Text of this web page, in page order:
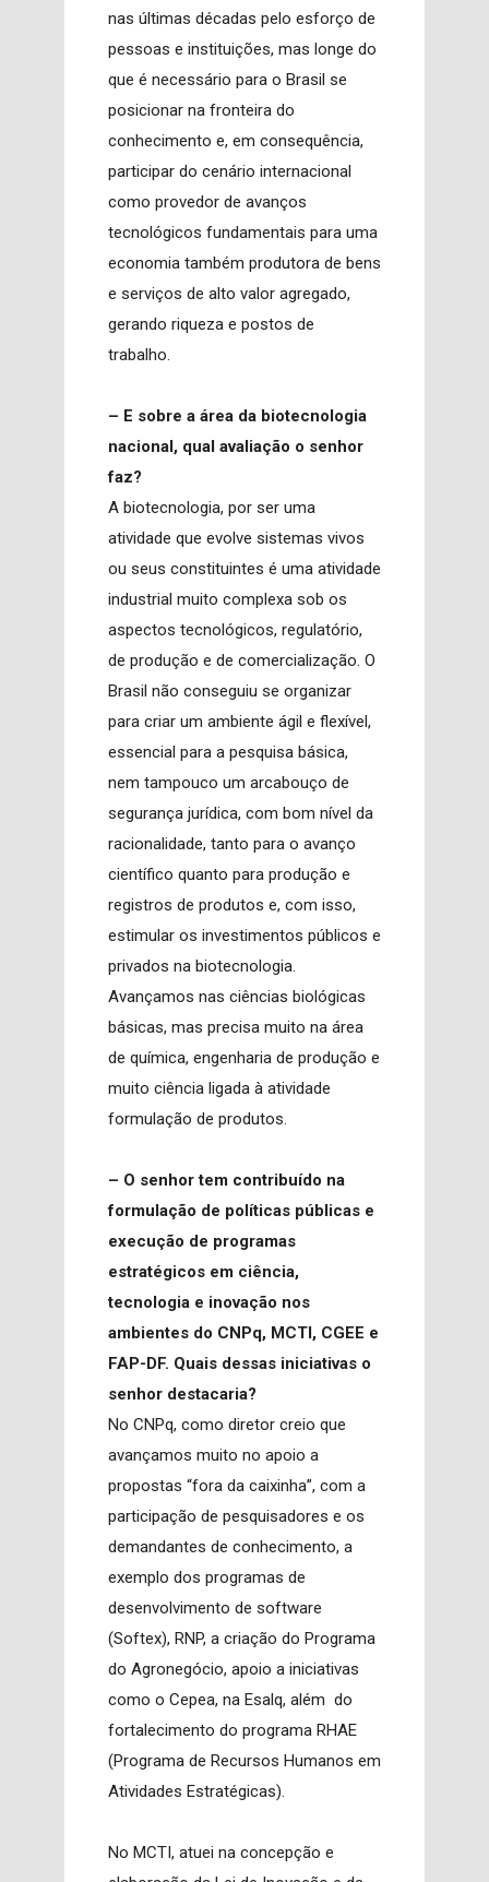
nas últimas décadas pelo esforço de
pessoas e instituições, mas longe do
que é necessário para o Brasil se
posicionar na fronteira do
conhecimento e, em consequência,
participar do cenário internacional
como provedor de avanços
tecnológicos fundamentais para uma
economia também produtora de bens
e serviços de alto valor agregado,
gerando riqueza e postos de
trabalho.
– E sobre a área da biotecnologia
nacional, qual avaliação o senhor
faz?
A biotecnologia, por ser uma
atividade que evolve sistemas vivos
ou seus constituintes é uma atividade
industrial muito complexa sob os
aspectos tecnológicos, regulatório,
de produção e de comercialização. O
Brasil não conseguiu se organizar
para criar um ambiente ágil e flexível,
essencial para a pesquisa básica,
nem tampouco um arcabouço de
segurança jurídica, com bom nível da
racionalidade, tanto para o avanço
científico quanto para produção e
registros de produtos e, com isso,
estimular os investimentos públicos e
privados na biotecnologia.
Avançamos nas ciências biológicas
básicas, mas precisa muito na área
de química, engenharia de produção e
muito ciência ligada à atividade
formulação de produtos.
– O senhor tem contribuído na
formulação de políticas públicas e
execução de programas
estratégicos em ciência,
tecnologia e inovação nos
ambientes do CNPq, MCTI, CGEE e
FAP-DF. Quais dessas iniciativas o
senhor destacaria?
No CNPq, como diretor creio que
avançamos muito no apoio a
propostas “fora da caixinha”, com a
participação de pesquisadores e os
demandantes de conhecimento, a
exemplo dos programas de
desenvolvimento de software
(Softex), RNP, a criação do Programa
do Agronegócio, apoio a iniciativas
como o Cepea, na Esalq, além do
fortalecimento do programa RHAE
(Programa de Recursos Humanos em
Atividades Estratégicas).
No MCTI, atuei na concepção e